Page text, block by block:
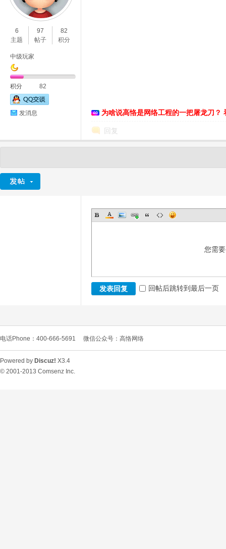
6
主题
97
帖子
82
积分
中级玩家
积分 82
发消息 为啥说高恪是网络工程的一把屠龙刀？
回复
您需
发表回复 回帖后跳转到最后一页
电话Phone：400-666-5691 微信公众号：高恪网络
Powered by Discuz! X3.4
© 2001-2013 Comsenz Inc.